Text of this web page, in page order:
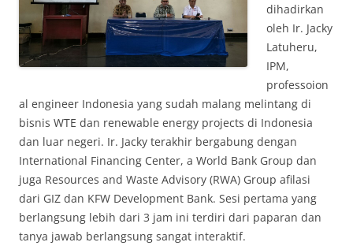
dihadirkan
oleh Ir. Jacky
Latuheru,
IPM,
professoion
al engineer Indonesia yang sudah malang melintang di
bisnis WTE dan renewable energy projects di Indonesia
dan luar negeri. Ir. Jacky terakhir bergabung dengan
International Financing Center, a World Bank Group dan
juga Resources and Waste Advisory (RWA) Group afilasi
dari GIZ dan KFW Development Bank. Sesi pertama yang
berlangsung lebih dari 3 jam ini terdiri dari paparan dan
tanya jawab berlangsung sangat interaktif.